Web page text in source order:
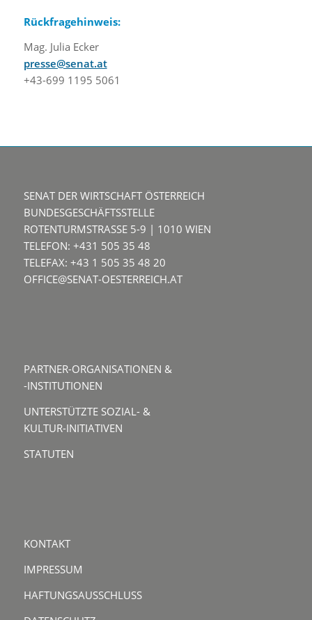
Rückfragehinweis:
Mag. Julia Ecker
presse@senat.at
+43-699 1195 5061
SENAT DER WIRTSCHAFT ÖSTERREICH
BUNDESGESCHÄFTSSTELLE
ROTENTURMSTRASSE 5-9 | 1010 WIEN
TELEFON: +431 505 35 48
TELEFAX: +43 1 505 35 48 20
OFFICE@SENAT-OESTERREICH.AT
PARTNER-ORGANISATIONEN &
-INSTITUTIONEN
UNTERSTÜTZTE SOZIAL- &
KULTUR-INITIATIVEN
STATUTEN
KONTAKT
IMPRESSUM
HAFTUNGSAUSSCHLUSS